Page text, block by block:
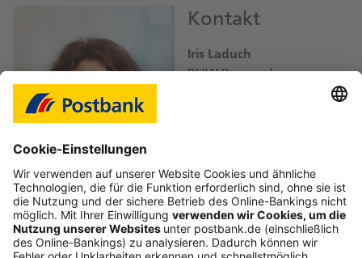
Kontakt
Iris Laduch
BHW Bausparkasse